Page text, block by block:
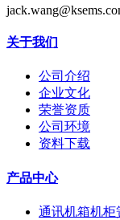
关于我们
公司介绍
企业文化
荣誉资质
公司环境
资料下载
产品中心
通讯机箱机柜